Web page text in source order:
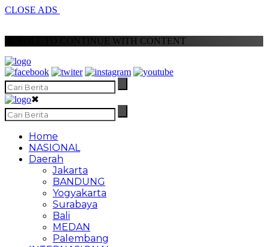
CLOSE ADS
SCROLL TO CONTINUE WITH CONTENT
✖
Home
NASIONAL
Daerah
Jakarta
BANDUNG
Yogyakarta
Surabaya
Bali
MEDAN
Palembang